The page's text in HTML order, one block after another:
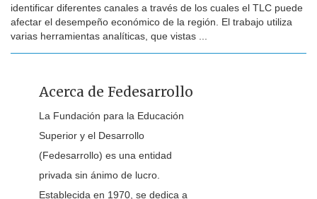
identificar diferentes canales a través de los cuales el TLC puede
afectar el desempeño económico de la región. El trabajo utiliza
varias herramientas analíticas, que vistas ...
Acerca de Fedesarrollo
La Fundación para la Educación
Superior y el Desarrollo
(Fedesarrollo) es una entidad
privada sin ánimo de lucro.
Establecida en 1970, se dedica a